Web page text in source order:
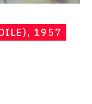
1957